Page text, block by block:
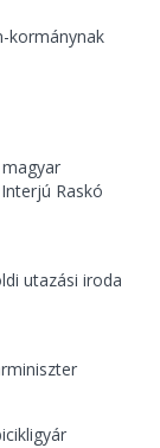
kormánynak
Raskó
utazási iroda